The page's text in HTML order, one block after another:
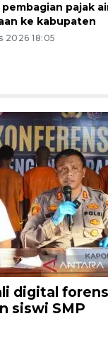
pajak
ke kabupaten
2026 18:05
digital
siswi SMP